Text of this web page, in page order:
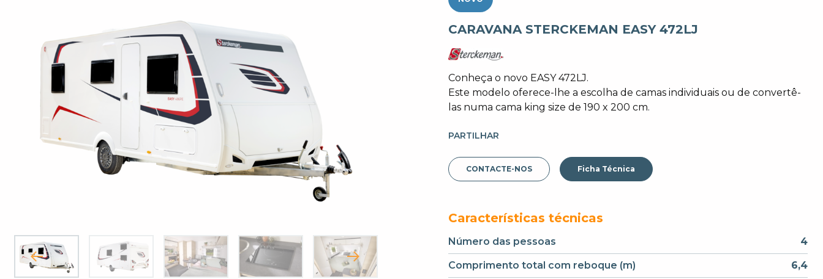
CARAVANA STERCKEMAN EASY 472LJ
Conheça o novo EASY 472LJ.
Este modelo oferece-lhe a escolha de camas individuais ou de convertê-
las numa cama king size de 190 x 200 cm.
PARTILHAR
CONTACTE-NOS Ficha Técnica
Características técnicas
Número das pessoas 4
Comprimento total com reboque (m) 6,4